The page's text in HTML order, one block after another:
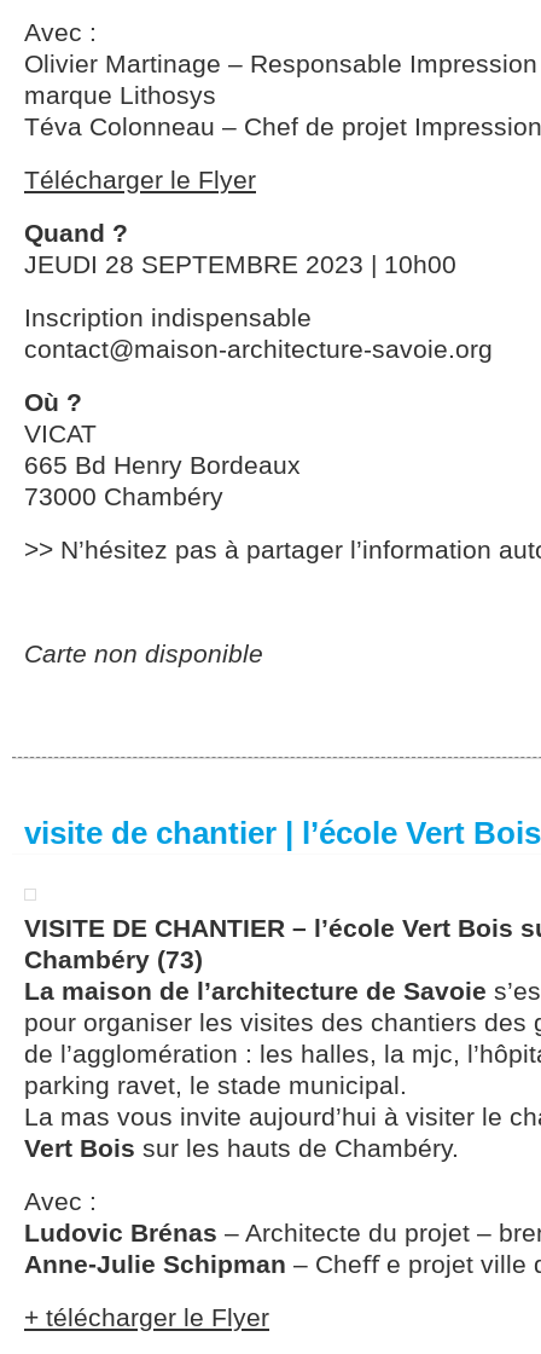
Avec :
Olivier Martinage – Responsable
marque Lithosys
Téva Colonneau – Chef de projet
Télécharger le Flyer
Quand ?
JEUDI 28 SEPTEMBRE 2023 | 10h00
Inscription indispensable
contact@maison-architecture-savoie.org
Où ?
VICAT
665 Bd Henry Bordeaux
73000 Chambéry
>> N’hésitez pas à partager l’information
Carte non disponible
visite de chantier | l’école Vert
VISITE DE CHANTIER – l’école Vert Bois
Chambéry (73)
La maison de l’architecture de Savoie
pour organiser les visites des chantiers des
de l’agglomération : les halles, la mjc,
parking ravet, le stade municipal.
La mas vous invite aujourd’hui à visiter le
Vert Bois sur les hauts de Chambéry.
Avec :
Ludovic Brénas – Architecte du projet –
Anne-Julie Schipman – Cheﬀ e projet ville
+ télécharger le Flyer